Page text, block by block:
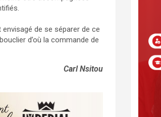
de se séparer de ce
d’où la commande de
Carl Nsitou